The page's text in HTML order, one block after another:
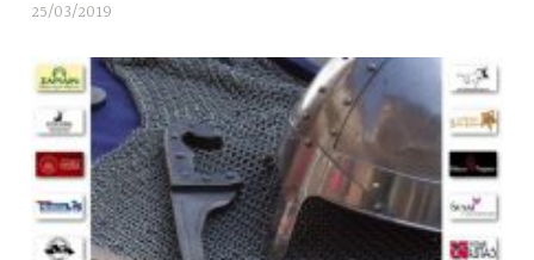
25/03/2019
a
b
a
r
E
r
r